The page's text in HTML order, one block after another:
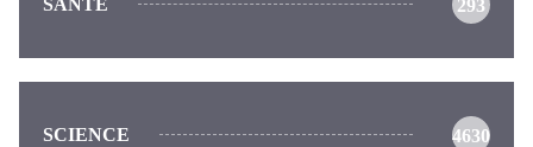
SANTÉ 293
SCIENCE 4630